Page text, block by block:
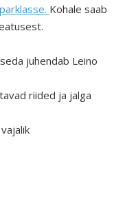
Kohale saab
juhendab Leino
riided ja jalga